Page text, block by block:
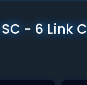
- 6 Link